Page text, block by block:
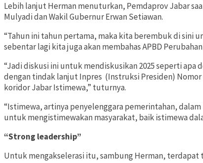
Lebih lanjut Herman menuturkan, Pemdaprov Jabar
Mulyadi dan Wakil Gubernur Erwan Setiawan.
“Tahun ini tahun pertama, maka kita berembuk di sini
sebentar lagi kita juga akan membahas APBD
“Jadi diskusi ini untuk mendiskusikan 2025 seperti apa
dengan tindak lanjut Inpres (Instruksi Presiden) Nomor 1
koridor Jabar Istimewa,” tuturnya.
“Istimewa, artinya penyelenggara pemerintahan,
untuk mengistimewakan masyarakat, baik istimewa
“Strong leadership”
Untuk mengakselerasi itu, sambung Herman,